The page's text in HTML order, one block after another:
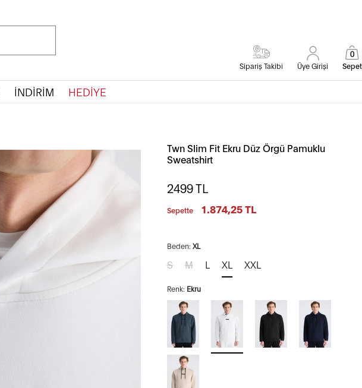
Sipariş Takibi Üye Girişi Sepet
0
İNDİRİM HEDİYE
Twn Slim Fit Ekru Düz Örgü Pamuklu
Sweatshirt
2499TL
Sepette 1.874,25 TL
Beden: XL
S M L XL XXL
Renk: Ekru